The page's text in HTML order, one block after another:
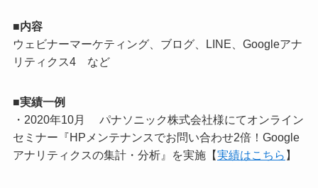
■内容
ウェビナーマーケティング、ブログ、LINE、Googleアナ
リティクス4 など
■実績一例
・2020年10月
パナソニック株式会社様にてオンライン
セミナー『HPメンテナンスでお問い合わせ2倍！Google
アナリティクスの集計・分析』を実施【実績はこちら 】